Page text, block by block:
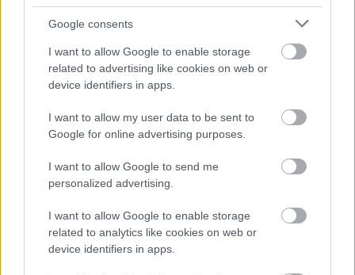
Google consents
I want to allow Google to enable storage
related to advertising like cookies on web or
device identifiers in apps.
I want to allow my user data to be sent to
Google for online advertising purposes.
I want to allow Google to send me
personalized advertising.
I want to allow Google to enable storage
related to analytics like cookies on web or
device identifiers in apps.
Erős a magyar startup utánpótlás
Hackathonon
Tech